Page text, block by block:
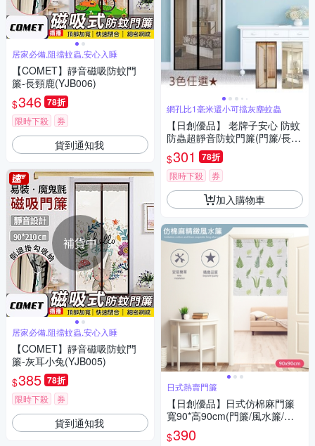
居家必備,阻擋蚊蟲,安心入睡
【COMET】靜音磁吸防蚊門
簾-長頸鹿(YJB006)
$346 78折
限時下殺 券
貨到通知我
補貨中
居家必備,阻擋蚊蟲,安心入睡
【COMET】靜音磁吸防蚊門
簾-灰耳小兔(YJB005)
$385 78折
限時下殺 券
貨到通知我
網孔比1毫米還小可擋灰塵蚊蟲
【日創優品】 老牌子安心 防蚊
防蟲超靜音防蚊門簾(門簾/長門
簾/房間門簾/防蚊門簾)
$301 78折
限時下殺 券
加入購物車
日式熱賣門簾
【日創優品】日式仿棉麻門簾
寬90*高90cm(門簾/風水簾/遮
光窗簾/拉簾/窗簾/隔簾)
$390